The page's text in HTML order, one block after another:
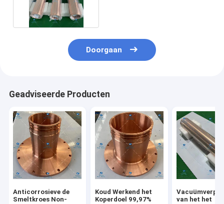
Doorgaan
Geadviseerde Producten
Anticorrosieve de
Smeltkroes Non-
Koud Werkend het
Koperdoel 99,97%
van het het